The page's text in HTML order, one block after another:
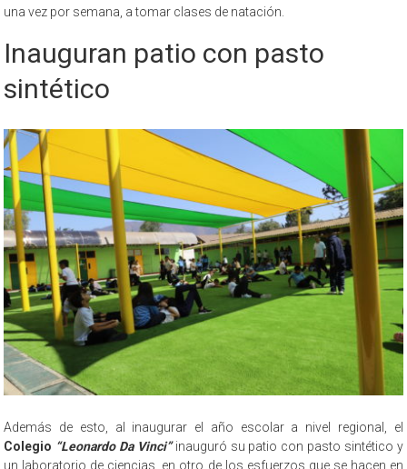
una vez por semana, a tomar clases de natación.
Inauguran patio con pasto
sintético
Además de esto, al inaugurar el año escolar a nivel regional, el
Colegio “Leonardo Da Vinci”inauguró su patio con pasto sintético y
un laboratorio de ciencias, en otro de los esfuerzos que se hacen en